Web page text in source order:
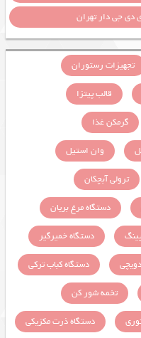
دی جی دار تهران
تجهیزات رستوران
قالب پیتزا
گرمکن غذا
وان استیل
ترولی آبچکان
دستگاه مرغ بریان
دستگاه خمیرگیر
دستگاه کباب ترکی
تخمه شور کن
دستگاه ذرت مکزیکی